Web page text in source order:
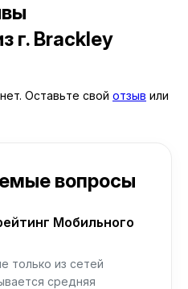
г. Brackley
Оставьте свой отзыв или
вопросы
Мобильного
только из сетей
средняя